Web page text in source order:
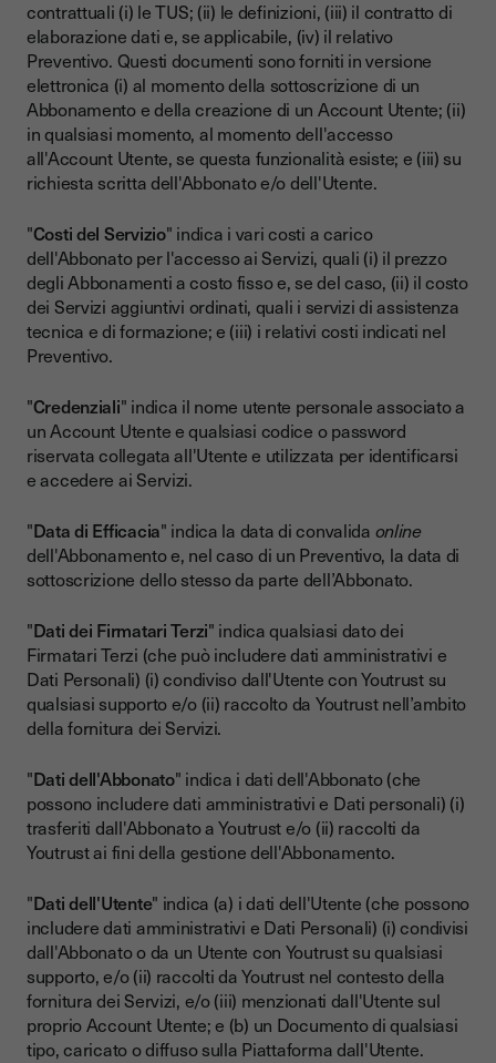
contrattuali (i) le TUS; (ii) le definizioni, (iii) il contratto di
elaborazione dati e, se applicabile, (iv) il relativo
Preventivo. Questi documenti sono forniti in versione
elettronica (i) al momento della sottoscrizione di un
Abbonamento e della creazione di un Account Utente; (ii)
in qualsiasi momento, al momento dell'accesso
all'Account Utente, se questa funzionalità esiste; e (iii) su
richiesta scritta dell'Abbonato e/o dell'Utente.
"Costi del Servizio" indica i vari costi a carico
dell'Abbonato per l'accesso ai Servizi, quali (i) il prezzo
degli Abbonamenti a costo fisso e, se del caso, (ii) il costo
dei Servizi aggiuntivi ordinati, quali i servizi di assistenza
tecnica e di formazione; e (iii) i relativi costi indicati nel
Preventivo.
"Credenziali" indica il nome utente personale associato a
un Account Utente e qualsiasi codice o password
riservata collegata all'Utente e utilizzata per identificarsi
e accedere ai Servizi.
"Data di Efficacia" indica la data di convalida online
dell'Abbonamento e, nel caso di un Preventivo, la data di
sottoscrizione dello stesso da parte dell’Abbonato.
"Dati dei Firmatari Terzi" indica qualsiasi dato dei
Firmatari Terzi (che può includere dati amministrativi e
Dati Personali) (i) condiviso dall'Utente con Youtrust su
qualsiasi supporto e/o (ii) raccolto da Youtrust nell’ambito
della fornitura dei Servizi.
"Dati dell'Abbonato" indica i dati dell'Abbonato (che
possono includere dati amministrativi e Dati personali) (i)
trasferiti dall'Abbonato a Youtrust e/o (ii) raccolti da
Youtrust ai fini della gestione dell'Abbonamento.
"Dati dell'Utente" indica (a) i dati dell'Utente (che possono
includere dati amministrativi e Dati Personali) (i) condivisi
dall'Abbonato o da un Utente con Youtrust su qualsiasi
supporto, e/o (ii) raccolti da Youtrust nel contesto della
fornitura dei Servizi, e/o (iii) menzionati dall'Utente sul
proprio Account Utente; e (b) un Documento di qualsiasi
tipo, caricato o diffuso sulla Piattaforma dall'Utente.